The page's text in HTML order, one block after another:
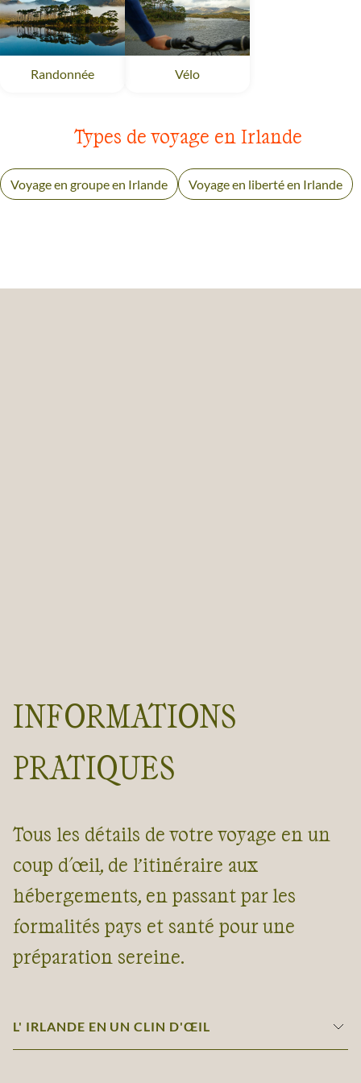
Randonnée Vélo
Types de voyage en Irlande
Voyage en groupe en Irlande Voyage en liberté en Irlande
INFORMATIONS
PRATIQUES
Tous les détails de votre voyage en un
coup d'œil, de l’itinéraire aux
hébergements, en passant par les
formalités pays et santé pour une
préparation sereine.
L' IRLANDE EN UN CLIN D'ŒIL